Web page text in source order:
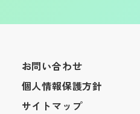
お問い合わせ
個人情報保護方針
サイトマップ